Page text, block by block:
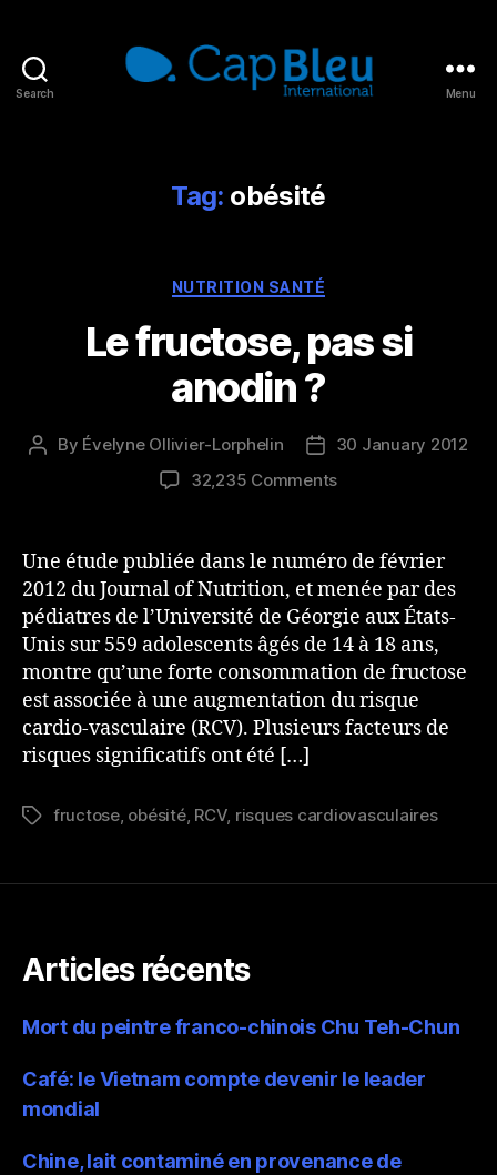
Search Menu
Tag: obésité
Categories
NUTRITION SANTÉ
Le fructose, pas si
anodin ?
Post
By Évelyne Ollivier-Lorphelin
Post
date
30 January 2012
32,235 Commentson
pas
anodin
?
Une étude publiée dans le numéro de février
2012 du Journal of Nutrition, et menée par des
pédiatres de l’Université de Géorgie aux États-
Unis sur 559 adolescents âgés de 14 à 18 ans,
montre qu’une forte consommation de fructose
est associée à une augmentation du risque
cardio-vasculaire (RCV). Plusieurs facteurs de
risques significatifs ont été […]
Tagsfructose, obésité, RCV, risques cardiovasculaires
Articles récents
Mort du peintre franco-chinois Chu Teh-Chun
Café: le Vietnam compte devenir le leader
mondial
Chine, lait contaminé en provenance de